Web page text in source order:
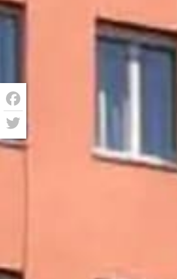
Facebook
Twitter